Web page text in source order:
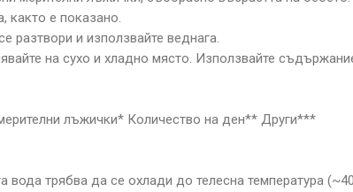
както е показано.
разтвори и използвайте веднага.
на сухо и хладно място. Използвайте
лъжички* Количество на ден** Други***
вода трябва да се охлади до телесна температура